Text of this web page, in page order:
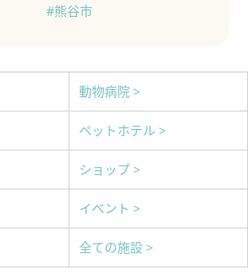
#熊谷市
動物病院 >
ペットホテル >
ショップ >
イベント >
全ての施設 >